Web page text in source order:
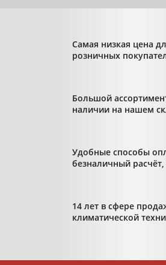
Самая низкая цена
розничных
Большой
наличии на нашем
Удобные способы
безналичный
14 лет в сфере
климатической